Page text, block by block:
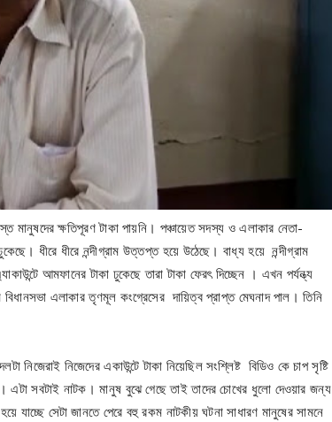
মানুষদের ক্ষতিপূরণ টাকা পায়নি। পঞ্চায়েত সদস্য ও এলাকার নেতা-
ধীরে ধীরে নন্দীগ্রাম উত্তপ্ত হয়ে উঠেছে। বাধ্য হয়ে নন্দীগ্রাম
আমফানের টাকা ঢুকেছে তারা টাকা ফেরৎ দিচ্ছেন । এখন পর্যন্ত্য
এলাকার তৃণমূল কংগ্রেসের দায়িত্ব প্রাপ্ত মেঘনাদ পাল। তিনি
নিজেরাই নিজেদের একাউন্টে টাকা নিয়েছিল সংশ্লিষ্ট বিডিও কে চাপ সৃষ্টি
সবটাই নাটক। মানুষ বুঝে গেছে তাই তাদের চোখের ধুলো দেওয়ার জন্য
যাচ্ছে সেটা জানতে পেরে বহু রকম নাটকীয় ঘটনা সাধারণ মানুষের সামনে